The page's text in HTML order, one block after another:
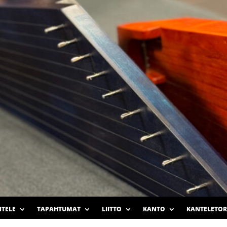
TAPAHTUMAT LIITTO KANTO